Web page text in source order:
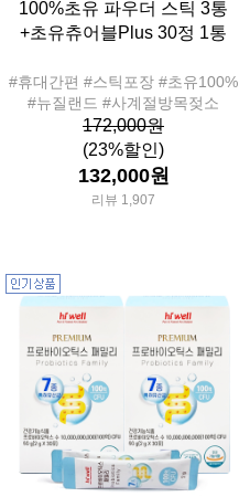
100%초유 파우더 스틱 3통
+초유츄어블Plus 30정 1통
#휴대간편 #스틱포장 #초유100%
#뉴질랜드 #사계절방목젖소
172,000원
(23%할인)
132,000원
리뷰 1,907